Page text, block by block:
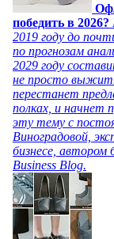
победить в 2026?
2019 году до
по прогнозам
2029 году
не просто
перестанет
полках, и начнет
эту тему с
Виноградовой,
бизнесе, автором
Business Blog.